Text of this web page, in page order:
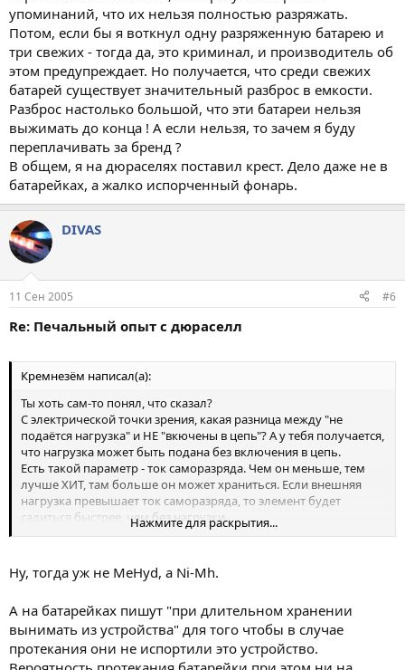
упоминаний, что их нельзя полностью разряжать.
Потом, если бы я воткнул одну разряженную батарею и
три свежих - тогда да, это криминал, и производитель об
этом предупреждает. Но получается, что среди свежих
батарей существует значительный разброс в емкости.
Разброс настолько большой, что эти батареи нельзя
выжимать до конца ! А если нельзя, то зачем я буду
переплачивать за бренд ?
В общем, я на дюраселях поставил крест. Дело даже не в
батарейках, а жалко испорченный фонарь.
DIVAS
11 Сен 2005 #6
Re: Печальный опыт с дюраселл
Кремнезём написал(а):
Ты хоть сам-то понял, что сказал?
С электрической точки зрения, какая разница между "не
подаётся нагрузка" и НЕ "вкючены в цепь"? А у тебя получается,
что нагрузка может быть подана без включения в цепь.
Есть такой параметр - ток саморазряда. Чем он меньше, тем
лучше ХИТ, там больше он может храниться. Если внешняя
нагрузка превышает ток саморазряда, то элемент будет
садиться быстрее, чем без нагрузки.
Ток саморазряда очень низок у одноразовых литиевых
Нажмите для раскрытия...
Ну, тогда уж не MeHyd, а Ni-Mh.
А на батарейках пишут "при длительном хранении
вынимать из устройства" для того чтобы в случае
протекания они не испортили это устройство.